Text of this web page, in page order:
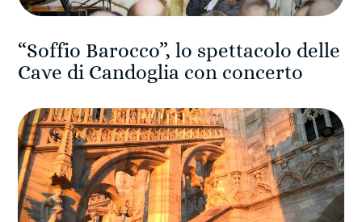
“Soffio Barocco”, lo spettacolo delle
Cave di Candoglia con concerto